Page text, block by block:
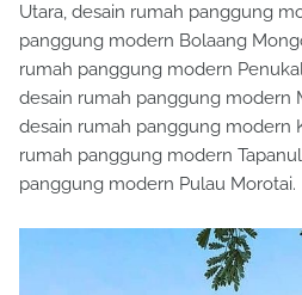
Utara, desain rumah panggung
panggung modern Bolaang
rumah panggung modern
desain rumah panggung modern
desain rumah panggung modern
rumah panggung modern
panggung modern Pulau Morotai.